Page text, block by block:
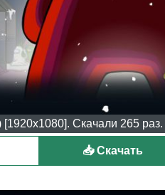
Скачали 265 раз.
📥 Скачать